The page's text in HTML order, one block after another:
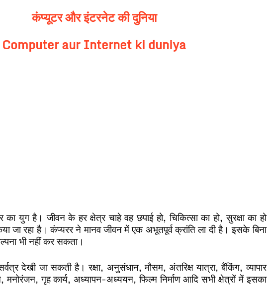
कंप्यूटर और इंटरनेट की दुनिया
Computer aur Internet ki duniya
युग है। जीवन के हर क्षेत्र चाहे वह छपाई हो, चिकित्सा का हो, सुरक्षा का हो
जा रहा है। कंप्यरर ने मानव जीवन में एक अभूतपूर्व क्रांति ला दी है। इसके बिना
भी नहीं कर सकता।
देखी जा सकती है। रक्षा, अनुसंधान, मौसम, अंतरिक्ष यात्रा, बैंकिंग, व्यापार
मनोरंजन, गृह कार्य, अध्यापन-अध्ययन, फिल्म निर्माण आदि सभी क्षेत्रों में इसका